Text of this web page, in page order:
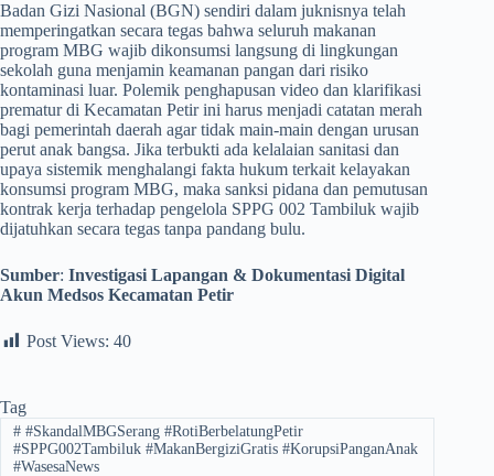
​Badan Gizi Nasional (BGN) sendiri dalam juknisnya telah
memperingatkan secara tegas bahwa seluruh makanan
program MBG wajib dikonsumsi langsung di lingkungan
sekolah guna menjamin keamanan pangan dari risiko
kontaminasi luar. Polemik penghapusan video dan klarifikasi
prematur di Kecamatan Petir ini harus menjadi catatan merah
bagi pemerintah daerah agar tidak main-main dengan urusan
perut anak bangsa. Jika terbukti ada kelalaian sanitasi dan
upaya sistemik menghalangi fakta hukum terkait kelayakan
konsumsi program MBG, maka sanksi pidana dan pemutusan
kontrak kerja terhadap pengelola SPPG 002 Tambiluk wajib
dijatuhkan secara tegas tanpa pandang bulu.
Sumber: Investigasi Lapangan & Dokumentasi Digital
Akun Medsos Kecamatan Petir
Post Views: 40
Tag
##SkandalMBGSerang #RotiBerbelatungPetir
#SPPG002Tambiluk #MakanBergiziGratis #KorupsiPanganAnak
#WasesaNews